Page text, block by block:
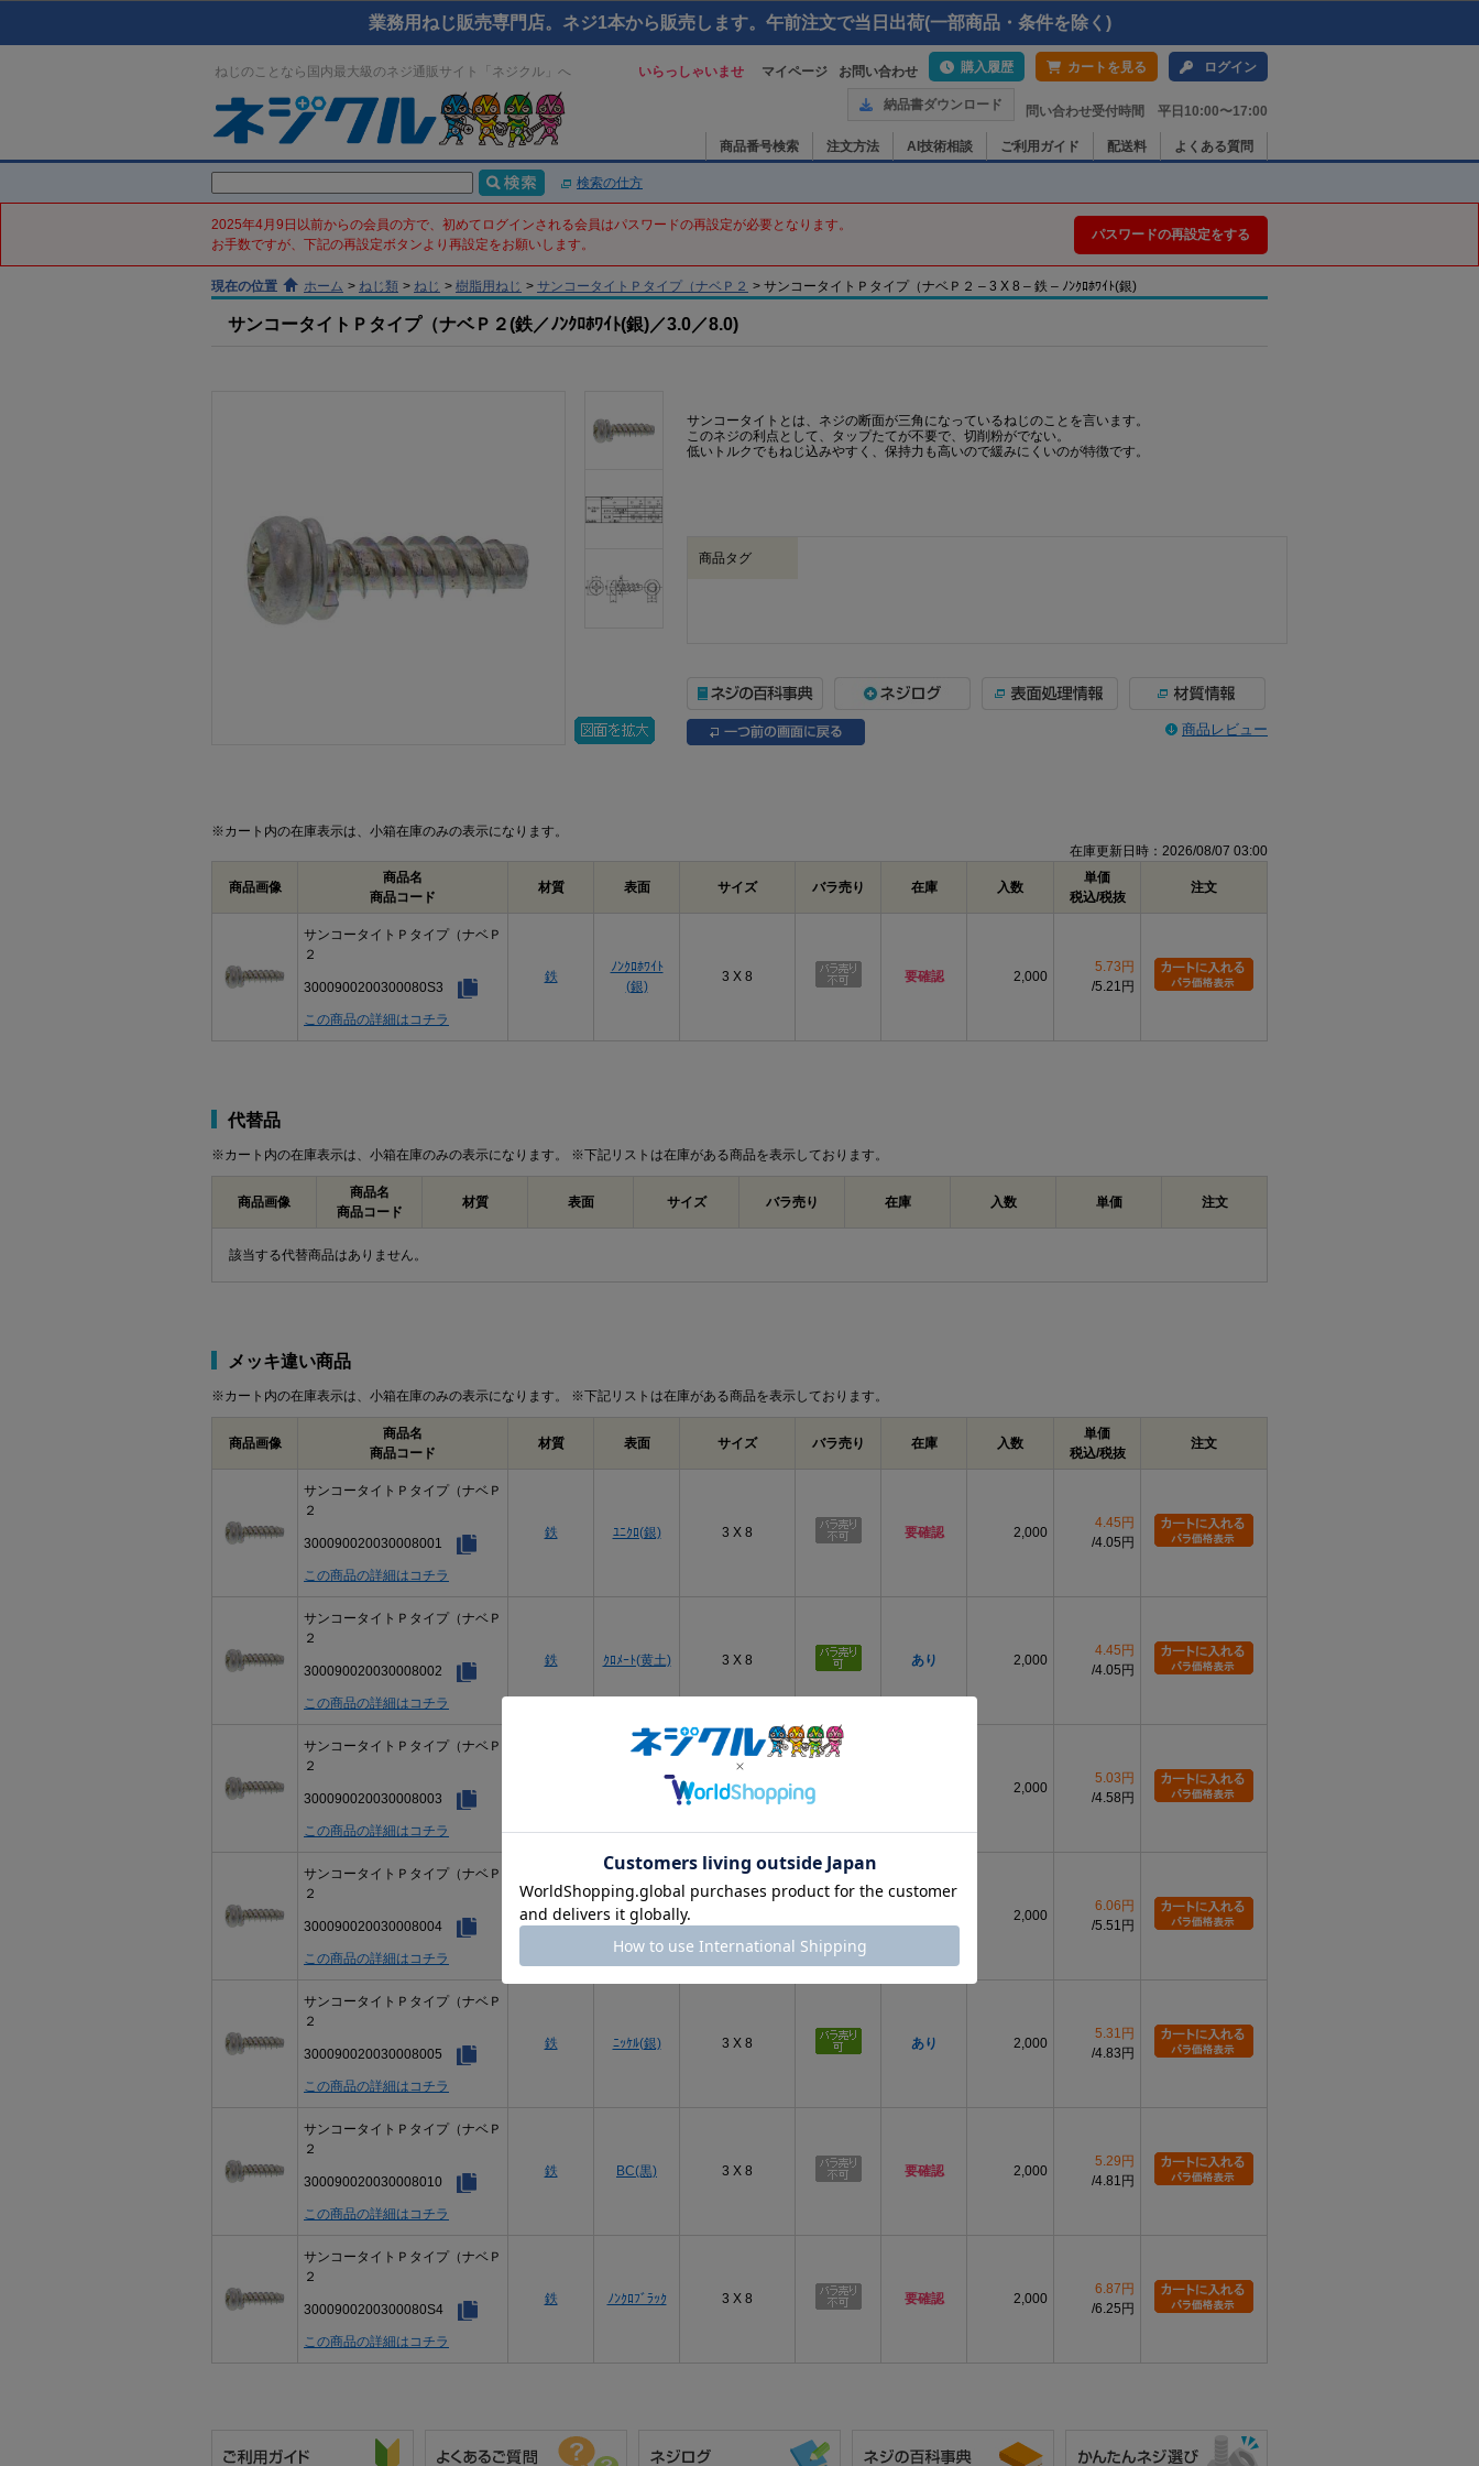
業務用ねじ販売専門店。ネジ1本から販売します。午前注文で当日出荷(一部商品・条件を除く)
ねじのことなら国内最大級のネジ通販サイト「ネジクル」へ いらっしゃいませ マイページ お問い合わせ 購入履歴 カートを見る ログイン
納品書ダウンロード 問い合わせ受付時間 平日10:00〜17:00
商品番号検索 注文方法 AI技術相談 ご利用ガイド 配送料 よくある質問
検索の仕方
2025年4月9日以前からの会員の方で、初めてログインされる会員はパスワードの再設定が必要となります。
お手数ですが、下記の再設定ボタンより再設定をお願いします。
パスワードの再設定をする
現在の位置 ホーム > ねじ類 > ねじ > 樹脂用ねじ > サンコータイトＰタイプ（ナベＰ２ > サンコータイトＰタイプ（ナベＰ２ – 3 X 8 – 鉄 – ﾉﾝｸﾛﾎﾜｲﾄ(銀)
サンコータイトＰタイプ（ナベＰ２(鉄／ﾉﾝｸﾛﾎﾜｲﾄ(銀)／3.0／8.0)
サンコータイトとは、ネジの断面が三角になっているねじのことを言います。
このネジの利点として、タップたてが不要で、切削粉がでない。
低いトルクでもねじ込みやすく、保持力も高いので緩みにくいのが特徴です。
商品タグ
商品レビュー
※カート内の在庫表示は、小箱在庫のみの表示になります。
在庫更新日時：2026/08/07 03:00
商品画像
商品名
商品コード
材質 表面 サイズ バラ売り 在庫 入数
単価
税込/税抜
注文
サンコータイトＰタイプ（ナベＰ
２
3000900200300080S3
この商品の詳細はコチラ
鉄
ﾉﾝｸﾛﾎﾜｲﾄ
(銀)
3 X 8 要確認 2,000
5.73円
5.21円
代替品
※カート内の在庫表示は、小箱在庫のみの表示になります。 ※下記リストは在庫がある商品を表示しております。
商品画像
商品名
商品コード
材質 表面 サイズ バラ売り 在庫 入数 単価 注文
該当する代替商品はありません。
メッキ違い商品
※カート内の在庫表示は、小箱在庫のみの表示になります。 ※下記リストは在庫がある商品を表示しております。
商品画像
商品名
商品コード
材質 表面 サイズ バラ売り 在庫 入数
単価
税込/税抜
注文
サンコータイトＰタイプ（ナベＰ
２
300090020030008001
この商品の詳細はコチラ
鉄 ﾕﾆｸﾛ(銀) 3 X 8 要確認 2,000
4.45円
4.05円
サンコータイトＰタイプ（ナベＰ
２
300090020030008002
この商品の詳細はコチラ
鉄 ｸﾛﾒｰﾄ(黄土) 3 X 8 あり 2,000
4.45円
4.05円
サンコータイトＰタイプ（ナベＰ
２
300090020030008003
この商品の詳細はコチラ
3 X 8 2,000
5.03円
4.58円
サンコータイトＰタイプ（ナベＰ
２
300090020030008004
この商品の詳細はコチラ
鉄
三価ﾌﾞﾗｯｸ
(黒)
2,000
6.06円
5.51円
サンコータイトＰタイプ（ナベＰ
２
300090020030008005
この商品の詳細はコチラ
鉄 ﾆｯｹﾙ(銀) 3 X 8 あり 2,000
5.31円
4.83円
サンコータイトＰタイプ（ナベＰ
２
300090020030008010
この商品の詳細はコチラ
鉄 BC(黒) 3 X 8 要確認 2,000
5.29円
4.81円
サンコータイトＰタイプ（ナベＰ
２
3000900200300080S4
この商品の詳細はコチラ
鉄 ﾉﾝｸﾛﾌﾞﾗｯｸ 3 X 8 要確認 2,000
6.87円
6.25円